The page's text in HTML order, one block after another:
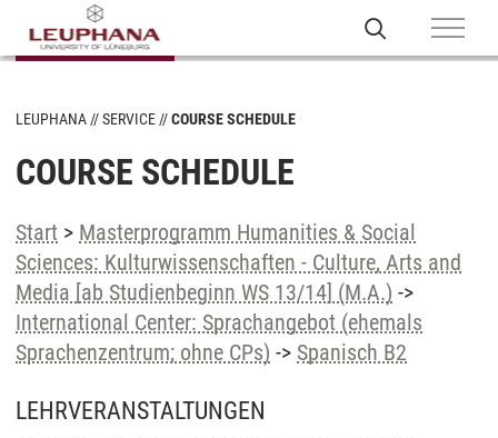
LEUPHANA SERVICE COURSE SCHEDULE
COURSE SCHEDULE
Start > Masterprogramm Humanities & Social
Sciences: Kulturwissenschaften - Culture, Arts and
Media [ab Studienbeginn WS 13/14] (M.A.) ->
International Center: Sprachangebot (ehemals
Sprachenzentrum; ohne CPs) -> Spanisch B2
LEHRVERANSTALTUNGEN